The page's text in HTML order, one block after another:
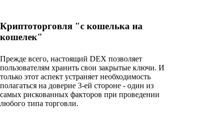
Криптоторговля "с кошелька на
кошелек"
Прежде всего, настоящий DEX позволяет
пользователям хранить свои закрытые ключи. И
только этот аспект устраняет необходимость
полагаться на доверие 3-ей стороне - один из
самых рискованных факторов при проведении
любого типа торговли.